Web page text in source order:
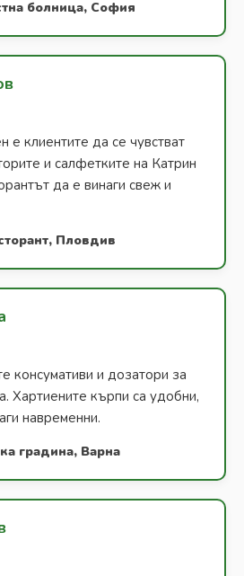
болница, София
е клиентите да се чувстват
и салфетките на Катрин
да е винаги свеж и
Пловдив
консумативи и дозатори за
Хартиените кърпи са удобни,
навременни.
градина, Варна